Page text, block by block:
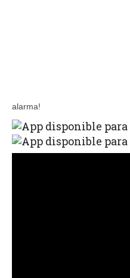
alarma!